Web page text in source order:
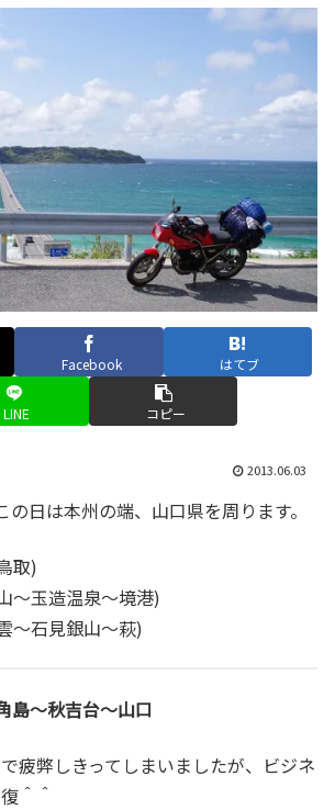
Facebook はてブ
LINE コピー
2013.06.03
の日は本州の端、山口県を周ります。
取)
～玉造温泉～境港)
～石見銀山～萩)
島～秋吉台～山口
疲弊しきってしまいましたが、ビジネ
＾＾